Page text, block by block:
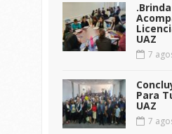
.Brinda
UAZ
7
Para
UAZ
7